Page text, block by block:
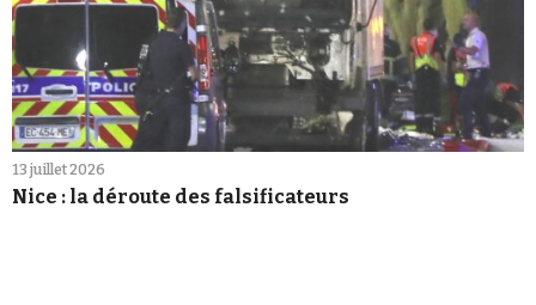
13 juillet 2026
Nice : la déroute des falsificateurs